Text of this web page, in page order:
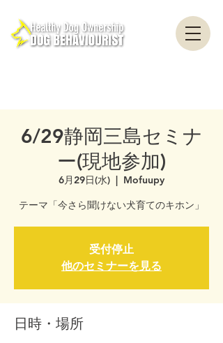
6/29静岡三島セミナ
ー(現地参加)
6月29日(水)
  |
Mofuupy
テーマ「今さら聞けない犬育てのキホン」
受付停止
他のセミナーを見る
日時・場所